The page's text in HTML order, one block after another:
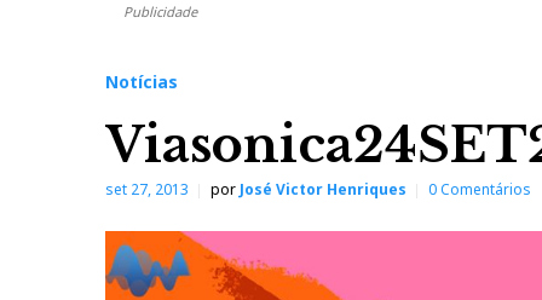
Publicidade
Notícias
set 27, 2013 por José Victor Henriques 0 Comentários